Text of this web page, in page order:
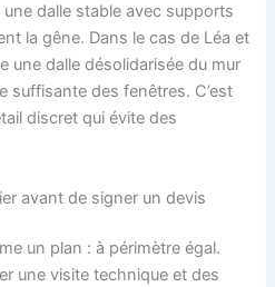
dalle stable avec supports
la gêne. Dans le cas de Léa et
une dalle désolidarisée du mur
suffisante des fenêtres. C’est
discret qui évite des
avant de signer un devis
un plan : à périmètre égal.
une visite technique et des